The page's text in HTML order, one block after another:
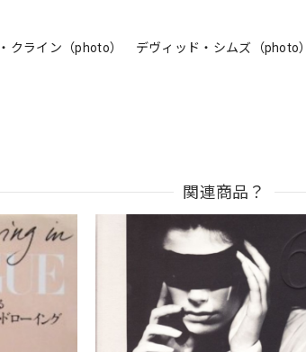
クライン（photo） デヴィッド・シムズ（photo）
関連商品？